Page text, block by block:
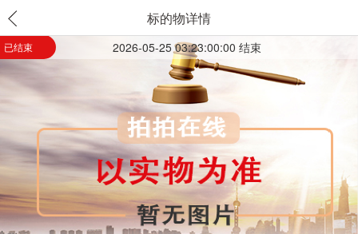
标的物详情
已结束 2026-05-25 03:23:00:00 结束